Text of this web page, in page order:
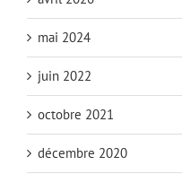
mai 2024
juin 2022
octobre 2021
décembre 2020